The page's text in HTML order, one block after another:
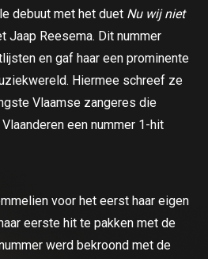
debuut met het duet Nu wij niet
Jaap Reesema. Dit nummer
en gaf haar een prominente
Hiermee schreef ze
Vlaamse zangeres die
een nummer 1-hit
voor het eerst haar eigen
eerste hit te pakken met de
werd bekroond met de